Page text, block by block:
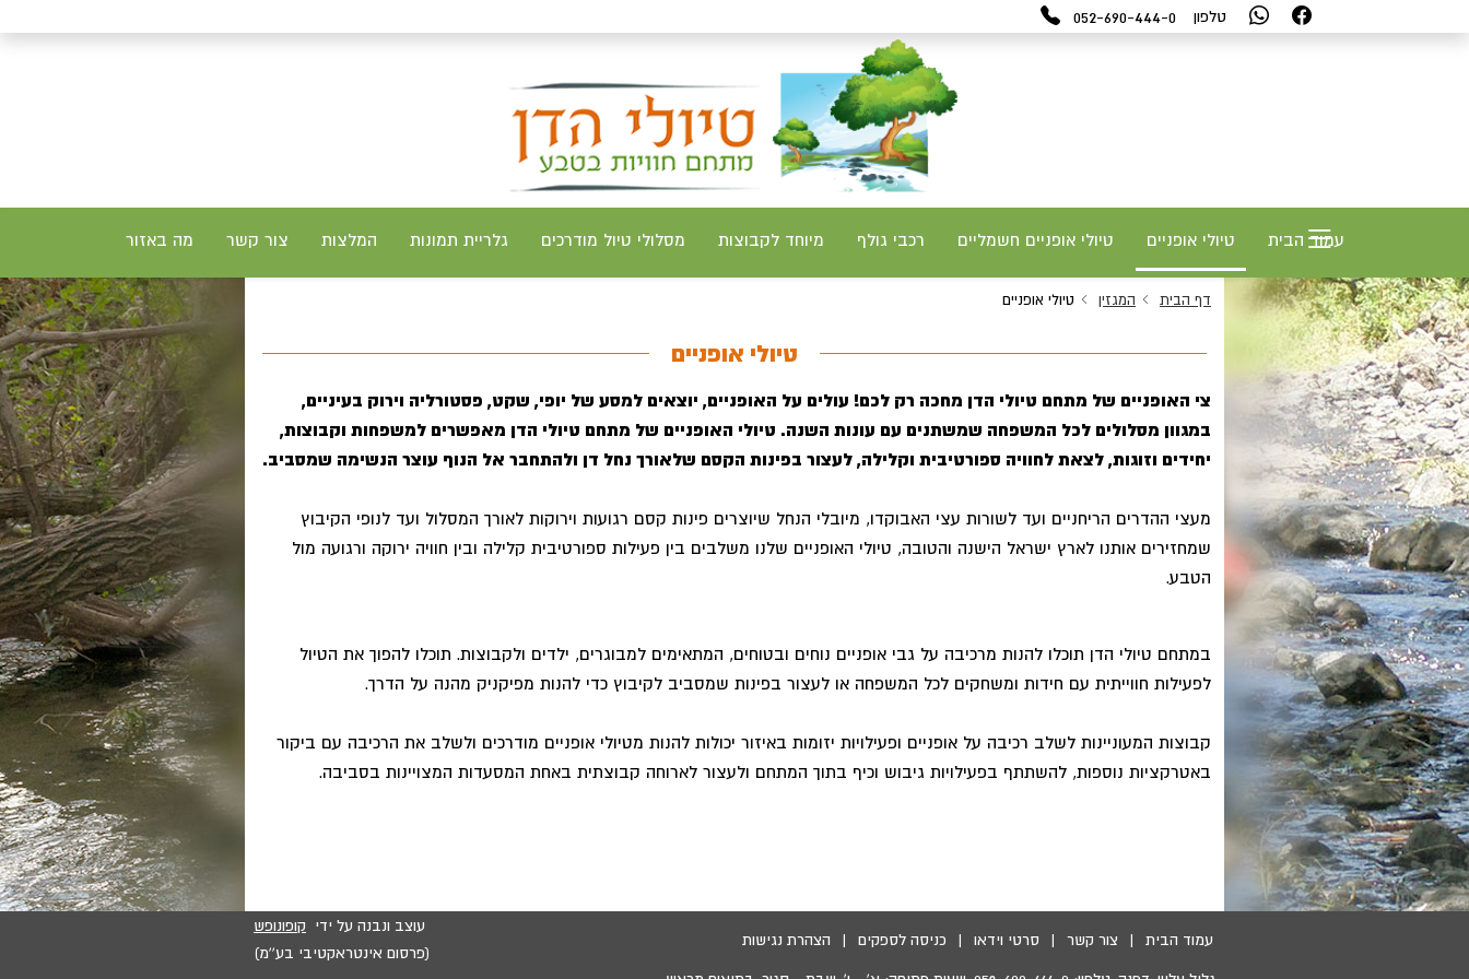
טלפון 052-690-444-0
עמוד הבית טיולי אופניים טיולי אופניים חשמליים רכבי גולף מיוחד לקבוצות מסלולי טיול מודרכים גלריית תמונות המלצות צור קשר מה באזור
דף הבית המגזין טיולי אופניים
טיולי אופניים
צי האופניים של מתחם טיולי הדן מחכה רק לכם! עולים על האופניים, יוצאים למסע של יופי, שקט, פסטורליה וירוק בעיניים,
במגוון מסלולים לכל המשפחה שמשתנים עם עונות השנה. טיולי האופניים של מתחם טיולי הדן מאפשרים למשפחות וקבוצות,
יחידים וזוגות, לצאת לחוויה ספורטיבית וקלילה, לעצור בפינות הקסם שלאורך נחל דן ולהתחבר אל הנוף עוצר הנשימה שמסביב.
מעצי ההדרים הריחניים ועד לשורות עצי האבוקדו, מיובלי הנחל שיוצרים פינות קסם רגועות וירוקות לאורך המסלול ועד לנופי הקיבוץ
שמחזירים אותנו לארץ ישראל הישנה והטובה, טיולי האופניים שלנו משלבים בין פעילות ספורטיבית קלילה ובין חוויה ירוקה ורגועה מול
הטבע.
במתחם טיולי הדן תוכלו להנות מרכיבה על גבי אופניים נוחים ובטוחים, המתאימים למבוגרים, ילדים ולקבוצות. תוכלו להפוך את הטיול
לפעילות חווייתית עם חידות ומשחקים לכל המשפחה או לעצור בפינות שמסביב לקיבוץ כדי להנות מפיקניק מהנה על הדרך.
קבוצות המעוניינות לשלב רכיבה על אופניים ופעילויות יזומות באיזור יכולות להנות מטיולי אופניים מודרכים ולשלב את הרכיבה עם ביקור
באטרקציות נוספות, להשתתף בפעילויות גיבוש וכיף בתוך המתחם ולעצור לארוחה קבוצתית באחת המסעדות המצויינות בסביבה.
עמוד הבית | צור קשר | סרטי וידאו | כניסה לספקים | הצהרת נגישות
עוצב ונבנה על ידי קופונופש
(פרסום אינטראקטיבי בע''מ)